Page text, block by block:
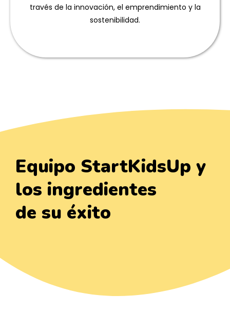
través de la innovación, el emprendimiento y la
sostenibilidad.
Equipo StartKidsUp y
los ingredientes
de su éxito